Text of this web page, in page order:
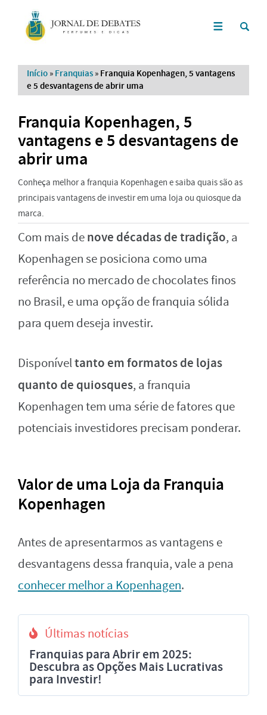
Início » Franquias » Franquia Kopenhagen, 5 vantagens
e 5 desvantagens de abrir uma
Franquia Kopenhagen, 5
vantagens e 5 desvantagens de
abrir uma
Conheça melhor a franquia Kopenhagen e saiba quais são as
principais vantagens de investir em uma loja ou quiosque da
marca.
Com mais denove décadas de tradição, a
Kopenhagen se posiciona como uma
referência no mercado de chocolates finos
no Brasil, e uma opção de franquia sólida
para quem deseja investir.
Disponíveltanto em formatos de lojas
quanto de quiosques, a franquia
Kopenhagen tem uma série de fatores que
potenciais investidores precisam ponderar.
Valor de uma Loja da Franquia
Kopenhagen
Antes de apresentarmos as vantagens e
desvantagens dessa franquia, vale a pena
conhecer melhor a Kopenhagen.
Últimas notícias
Franquias para Abrir em 2025:
Descubra as Opções Mais Lucrativas
para Investir!